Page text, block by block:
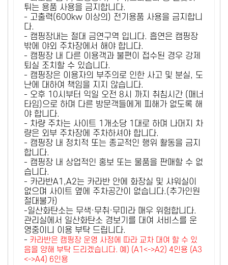
튀는 용품 사용을 금지합니다.
- 고출력(600kw 이상의) 전기용품 사용을 금지합니
다.
- 캠핑장내는 절대 금연구역 입니다. 흡연은 캠핑장
밖에 야외 주차장에서 해야 합니다.
- 캠핑장 내 다른 이용객과 불편이 접수된 경우 강제
퇴실 조치할 수 있습니다.
- 캠핑장은 이용자의 부주의로 인한 사고 및 분실, 도
난에 대하여 책임을 지지 않습니다.
- 오후 10시부터 익일 오전 8시 까지 취침시간 (매너
타임)으로 하며 다른 방문객들에게 피해가 없도록 해
야 합니다.
- 차량 주차는 사이트 1개소당 1대로 하며 나머지 차
량은 외부 주차장에 주차하셔야 합니다.
- 캠핑장 내 정치적 또는 종교적인 행위 활동을 금지
합니다.
- 캠핑장 내 상업적인 홍보 또는 물품을 판매할 수 없
습니다.
- 카라반A1,A2는 카라반 안에 화장실 및 샤워실이
없으며 사이트 옆에 주차공간이 없습니다.(추가인원
절대불가)
-일산화탄소는 무색·무취·무미라 매우 위험합니다.
관리실에서 일산화탄소 경보기를 대여 서비스를 운
영중이니 이용 부탁 드립니다.
- 카라반은 캠핑장 운영 사정에 따라 교차 대여 할 수 있
음을 양해 부탁 드리겠습니다. 예) (A1<->A2) 4인용 (A3
<->A4) 6인용